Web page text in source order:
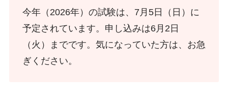
今年（2026年）の試験は、7月5日（日）に
予定されています。申し込みは6月2日
（火）までです。気になっていた方は、お急
ぎください。